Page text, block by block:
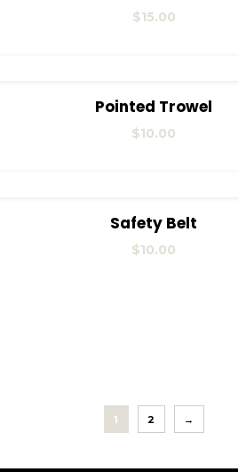
$15.00
View Details Añadir
Pointed Trowel
$10.00
View Details Añadir
Safety Belt
$10.00
1 2 →